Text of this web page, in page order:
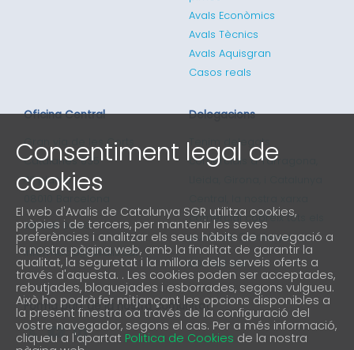
Avals Econòmics
Avals Tècnics
Avals Aquisgran
Casos reals
Oficina Central
Gran via de les Corts
Catalanes 635
4ª planta
93 298 02 60
informacio@avalis.cat
Delegacions
Tenim delegats
comercials a Tarragona,
comercial cobreix tots els
punts de Catalunya
901 900 214
Forma part de la nostra comunitat
Consentiment legal de
cookies
El web d'Avalis de Catalunya SGR utilitza cookies,
pròpies i de tercers, per mantenir les seves
preferències i analitzar els seus hàbits de navegació a
la nostra pàgina web, amb la finalitat de garantir la
qualitat, la seguretat i la millora dels serveis oferts a
través d'aquesta. . Les cookies poden ser acceptades,
rebutjades, bloquejades i esborrades, segons vulgueu.
Això ho podrà fer mitjançant les opcions disponibles a
la present finestra oa través de la configuració del
vostre navegador, segons el cas. Per a més informació,
cliqueu a l'apartat Politica de Cookies de la nostra